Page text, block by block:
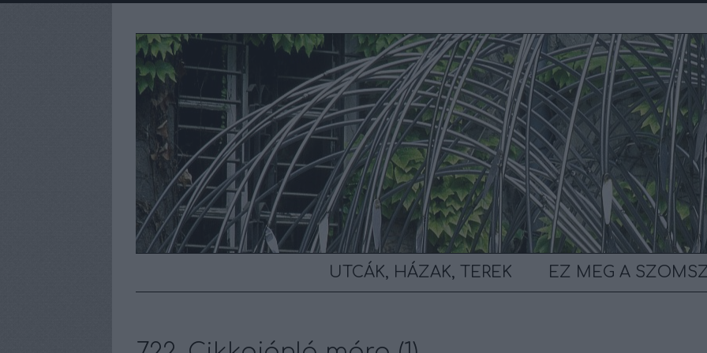
UTCÁK, HÁZAK, TEREK EZ MEG A